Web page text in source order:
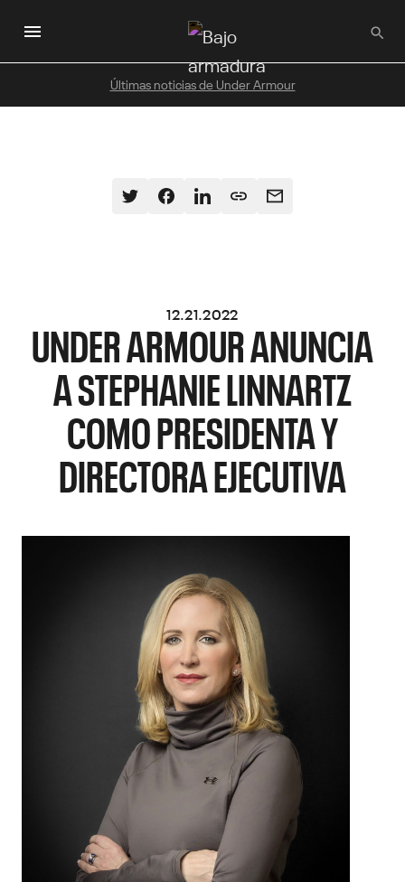
al
principal
Últimas noticias de Under Armour
12.21.2022
UNDER ARMOUR ANUNCIA
A STEPHANIE LINNARTZ
COMO PRESIDENTA Y
DIRECTORA EJECUTIVA